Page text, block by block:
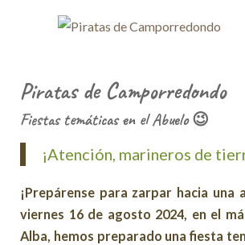
Piratas de Camporredondo
Fiestas temáticas en el Abuelo 😉
¡Atención, marineros de
¡Prepárense para zarpar hacia
viernes 16 de agosto 2024, en el
Alba, hemos preparado una fiesta